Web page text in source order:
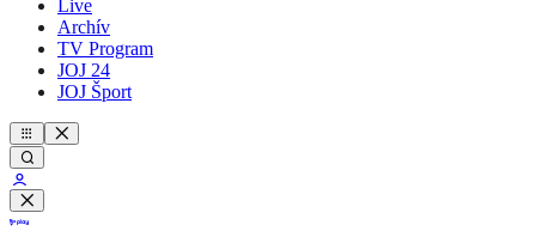
Live
Archív
TV Program
JOJ 24
JOJ Šport